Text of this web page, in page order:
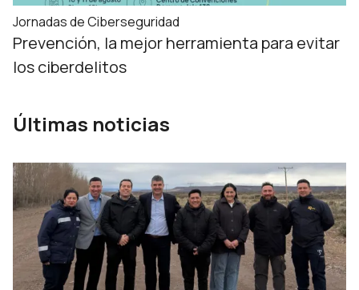
Jornadas de Ciberseguridad
Prevención, la mejor herramienta para evitar
los ciberdelitos
Últimas noticias